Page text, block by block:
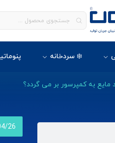
❄️ سردخانه
مایع به کمپرسور بر می گردد؟
26